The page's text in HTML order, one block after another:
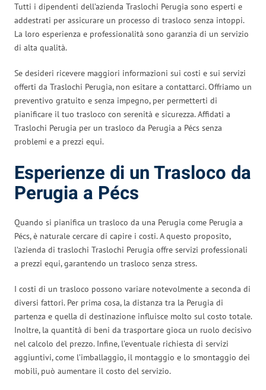
Tutti i dipendenti dell’azienda Traslochi Perugia sono esperti e
addestrati per assicurare un processo di trasloco senza intoppi.
La loro esperienza e professionalità sono garanzia di un servizio
di alta qualità.
Se desideri ricevere maggiori informazioni sui costi e sui servizi
offerti da Traslochi Perugia, non esitare a contattarci. Offriamo un
preventivo gratuito e senza impegno, per permetterti di
pianificare il tuo trasloco con serenità e sicurezza. Affidati a
Traslochi Perugia per un trasloco da Perugia a Pécs senza
problemi e a prezzi equi.
Esperienze di un Trasloco da
Perugia a Pécs
Quando si pianifica un trasloco da una Perugia come Perugia a
Pécs, è naturale cercare di capire i costi. A questo proposito,
l’azienda di traslochi Traslochi Perugia offre servizi professionali
a prezzi equi, garantendo un trasloco senza stress.
I costi di un trasloco possono variare notevolmente a seconda di
diversi fattori. Per prima cosa, la distanza tra la Perugia di
partenza e quella di destinazione influisce molto sul costo totale.
Inoltre, la quantità di beni da trasportare gioca un ruolo decisivo
nel calcolo del prezzo. Infine, l’eventuale richiesta di servizi
aggiuntivi, come l’imballaggio, il montaggio e lo smontaggio dei
mobili, può aumentare il costo del servizio.